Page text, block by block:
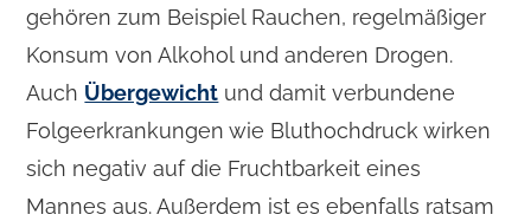
gehören zum Beispiel Rauchen, regelmäßiger
Konsum von Alkohol und anderen Drogen.
Auch Übergewicht und damit verbundene
Folgeerkrankungen wie Bluthochdruck wirken
sich negativ auf die Fruchtbarkeit eines
Mannes aus. Außerdem ist es ebenfalls ratsam